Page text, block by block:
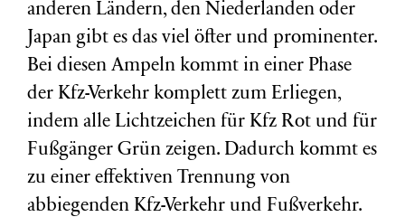
anderen Ländern, den Niederlanden oder
Japan gibt es das viel öfter und prominenter.
Bei diesen Ampeln kommt in einer Phase
der Kfz-Verkehr komplett zum Erliegen,
indem alle Lichtzeichen für Kfz Rot und für
Fußgänger Grün zeigen. Dadurch kommt es
zu einer effektiven Trennung von
abbiegenden Kfz-Verkehr und Fußverkehr.